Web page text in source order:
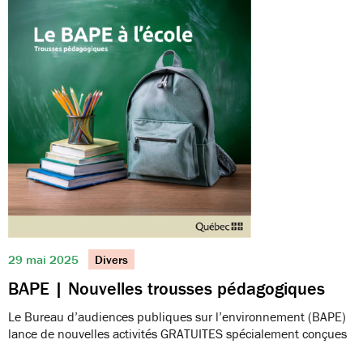
29 mai 2025 Divers
BAPE | Nouvelles trousses pédagogiques
Le Bureau d’audiences publiques sur l’environnement (BAPE)
lance de nouvelles activités GRATUITES spécialement conçues